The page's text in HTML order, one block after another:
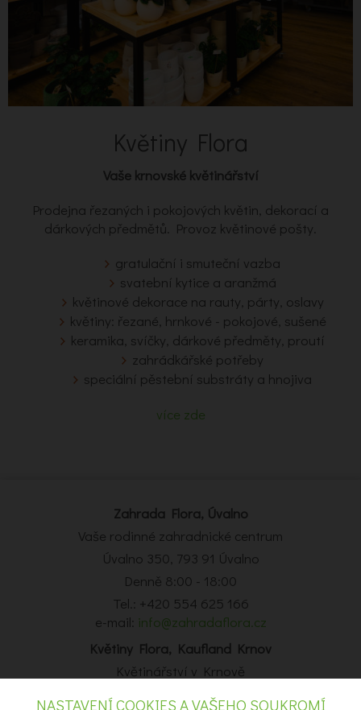
Květiny Flora
Vaše krnovské květinářství
Prodejna řezaných i pokojových květin, dekorací a
dárkových předmětů. Provoz květinové pošty.
gratulační i smuteční vazba
svatební kytice a aranžmá
květinové dekorace na rauty, párty, oslavy
květiny: řezané, hrnkové - pokojové, sušené
keramika, svíčky, dárkové předměty, proutí
zahrádkářské potřeby
speciální pěstební substráty a hnojiva
více zde
Zahrada Flora, Úvalno
Vaše rodinné zahradnické centrum
Úvalno 350, 793 91 Úvalno
Denně 8:00 - 18:00
Tel.: +420 554 625 166
e-mail: info@zahradaflora.cz
Květiny Flora, Kaufland Krnov
Květinářství v Krnově
Obchodní centrum Kaufland Krnov, Opavská 14, Krnov
NASTAVENÍ COOKIES A VAŠEHO SOUKROMÍ